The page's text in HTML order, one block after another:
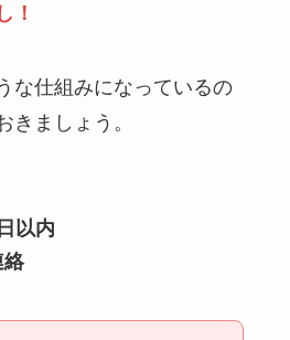
まとめ！電話が繋が
らない時の裏ワザ
！
な仕組みになっているの
きましょう。
以内
絡